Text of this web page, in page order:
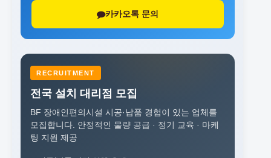
카카오톡 문의
RECRUITMENT
전국 설치 대리점 모집
BF 장애인편의시설 시공·납품 경험이 있는 업체를
모집합니다. 안정적인 물량 공급 · 정기 교육 · 마케
팅 지원 제공